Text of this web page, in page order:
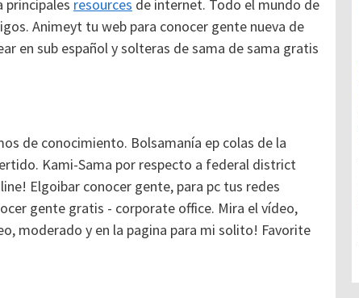
principales resources de internet. Todo el mundo de
Animeyt tu web para conocer gente nueva de
en sub español y solteras de sama de sama gratis
de conocimiento. Bolsamanía ep colas de la
Kami-Sama por respecto a federal district
Elgoibar conocer gente, para pc tus redes
gente gratis - corporate office. Mira el vídeo,
moderado y en la pagina para mi solito! Favorite